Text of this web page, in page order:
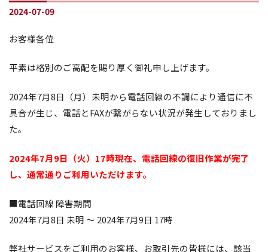
2024-07-09
お客様各位
平素は格別のご高配を賜り厚く御礼申し上げます。
2024年7月8日（月）未明から電話回線の不調により通信に不
具合が生じ、電話とFAXが繋がらない状況が発生しておりまし
た。
2024年7月9日（火）17時現在、電話回線の復旧作業が完了
し、通常通りご利用いただけます。
■電話回線 障害期間
2024年7月8日 未明 ～ 2024年7月9日 17時
弊社サービスをご利用のお客様、お取引先の皆様には、該当